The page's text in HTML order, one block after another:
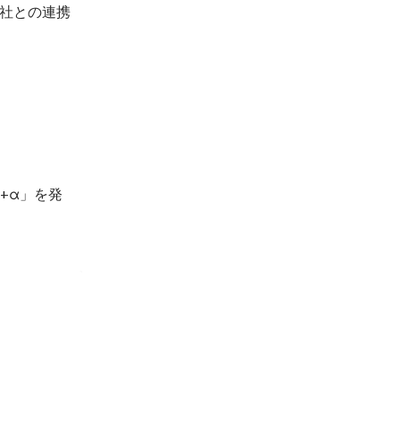
との連携
」を発